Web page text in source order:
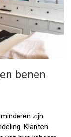
benen
zijn
Klanten